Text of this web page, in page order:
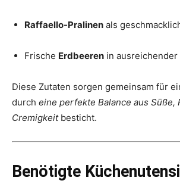
Raffaello-Pralinen als
Frische Erdbeeren in ausreichender
Diese Zutaten sorgen gemeinsam für
durch eine perfekte Balance aus Süße,
Cremigkeitbesticht.
Benötigte